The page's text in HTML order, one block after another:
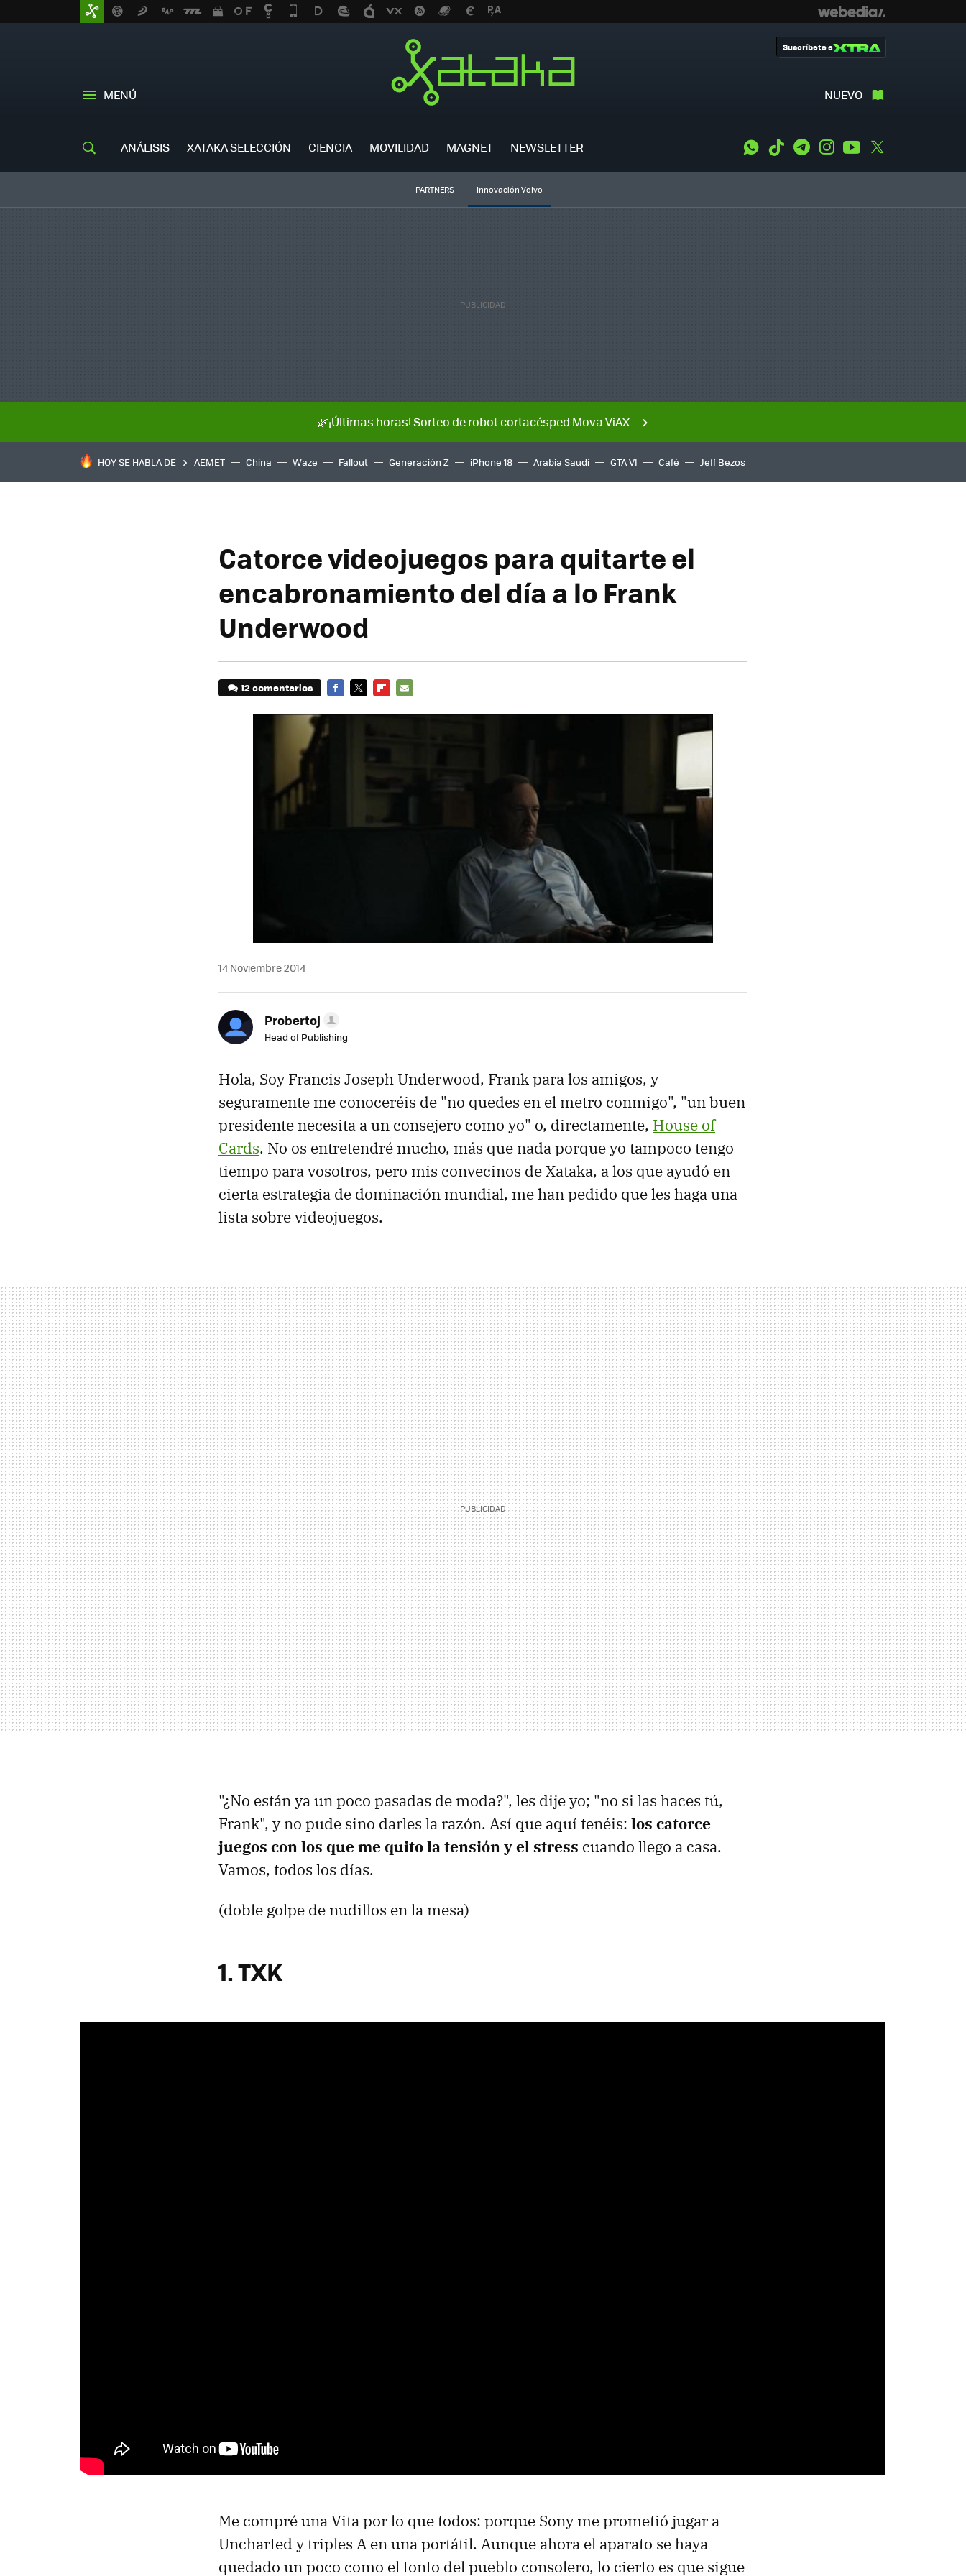
MENÚ NUEVO
Suscríbete a
ANÁLISIS XATAKA SELECCIÓN CIENCIA MOVILIDAD MAGNET NEWSLETTER WhatsApp
Tiktok TelegramInstagramYoutube
PARTNERS Innovación Volvo
🌿¡Últimas horas! Sorteo de robot cortacésped Mova ViAX
HOY SE HABLA DE AEMET China Waze Fallout Generación Z iPhone 18 Arabia Saudí GTA VI Café Jeff Bezos
Catorce videojuegos para quitarte el
encabronamiento del día a lo Frank
Underwood
12 comentarios
14 Noviembre 2014
Probertoj
Head of Publishing
Hola, Soy Francis Joseph Underwood, Frank para los amigos, y
seguramente me conoceréis de "no quedes en el metro conmigo", "un buen
presidente necesita a un consejero como yo" o, directamente, House of
Cards. No os entretendré mucho, más que nada porque yo tampoco tengo
tiempo para vosotros, pero mis convecinos de Xataka, a los que ayudó en
cierta estrategia de dominación mundial, me han pedido que les haga una
lista sobre videojuegos.
"¿No están ya un poco pasadas de moda?", les dije yo; "no si las haces tú,
Frank", y no pude sino darles la razón. Así que aquí tenéis: los catorce
juegos con los que me quito la tensión y el stress cuando llego a casa.
Vamos, todos los días.
(doble golpe de nudillos en la mesa)
1. TXK
Me compré una Vita por lo que todos: porque Sony me prometió jugar a
Uncharted y triples A en una portátil. Aunque ahora el aparato se haya
quedado un poco como el tonto del pueblo consolero, lo cierto es que sigue